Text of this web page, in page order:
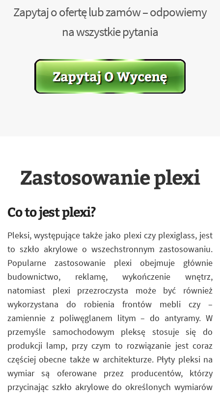
Zapytaj o ofertę lub zamów – odpowiemy
na wszystkie pytania
Zastosowanie plexi
Co to jest plexi?
Pleksi, występujące także jako plexi czy plexiglass, jest
to szkło akrylowe o wszechstronnym zastosowaniu.
Popularne zastosowanie plexi obejmuje głównie
budownictwo, reklamę, wykończenie wnętrz,
natomiast plexi przezroczysta może być również
wykorzystana do robienia frontów mebli czy –
zamiennie z poliwęglanem litym – do antyramy. W
przemyśle samochodowym pleksę stosuje się do
produkcji lamp, przy czym to rozwiązanie jest coraz
częściej obecne także w architekturze. Płyty pleksi na
wymiar są oferowane przez producentów, którzy
przycinając szkło akrylowe do określonych wymiarów